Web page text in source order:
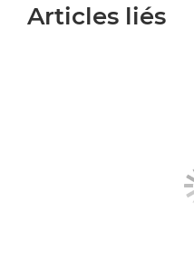
Articles liés